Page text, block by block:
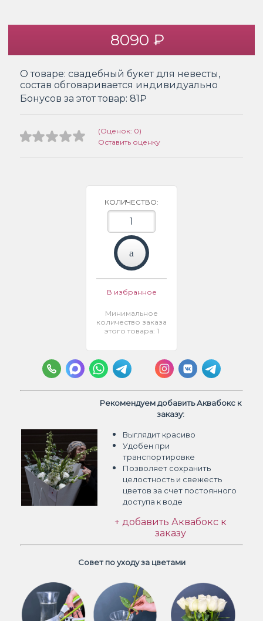
8090 ₽
О товаре: свадебный букет для невесты,
состав обговаривается индивидуально
Бонусов за этот товар: 81₽
(Оценок: 0)
Оставить оценку
КОЛИЧЕСТВО:
В избранное
Минимальное
количество заказа
этого товара: 1
Рекомендуем добавить Аквабокс к
заказу:
Выглядит красиво
Удобен при
транспортировке
Позволяет сохранить
целостность и свежесть
цветов за счет постоянного
доступа к воде
+ добавить Аквабокс к
заказу
Совет по уходу за цветами